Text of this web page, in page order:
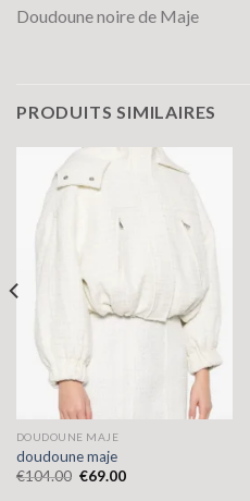
Doudoune noire de Maje
PRODUITS SIMILAIRES
DOUDOUNE MAJE
doudoune maje
€104.00 €69.00